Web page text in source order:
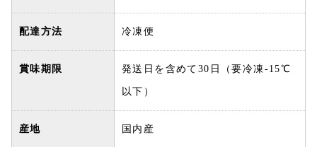
配達方法 冷凍便
賞味期限 発送日を含めて30日（要冷凍-15℃
以下）
産地 国内産